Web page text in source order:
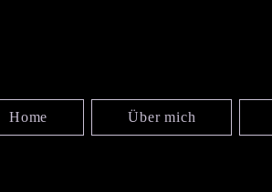
Home Über mich